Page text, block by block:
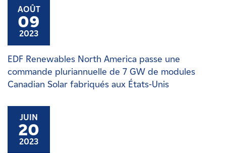
AOÛT
09
2023
EDF Renewables North America passe une
commande pluriannuelle de 7 GW de modules
Canadian Solar fabriqués aux États-Unis
JUIN
20
2023